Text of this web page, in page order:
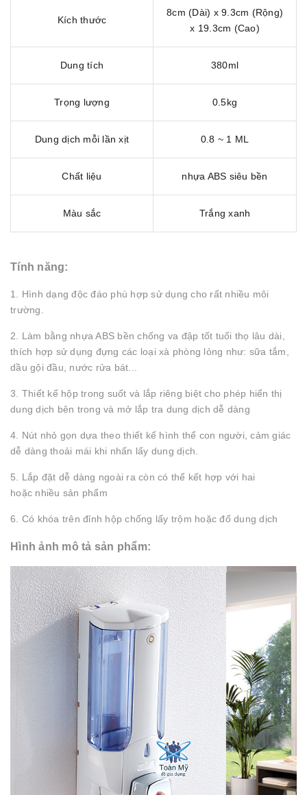
Kích thước
8cm (Dài) x 9.3cm (Rộng)
x 19.3cm (Cao)
Dung tích 380ml
Trọng lượng 0.5kg
Dung dịch mỗi lần xịt 0.8 ~ 1 ML
Chất liệu nhựa ABS siêu bền
Màu sắc Trắng xanh
Tính năng:
1. Hình dạng độc đáo phù hợp sử dụng cho rất nhiều môi
trường.
2. Làm bằng nhựa ABS bền chống va đập tốt tuổi thọ lâu dài,
thích hợp sử dụng đựng các loại xà phòng lỏng như: sữa tắm,
dầu gội đầu, nước rửa bát...
3. Thiết kế hộp trong suốt và lắp riêng biệt cho phép hiển thị
dung dịch bên trong và mở lắp tra dung dịch dễ dàng
4. Nút nhỏ gọn dựa theo thiết kế hình thể con người, cảm giác
dễ dàng thoải mái khi nhấn lấy dung dịch.
5. Lắp đặt dễ dàng ngoài ra còn có thể kết hợp với hai
hoặc nhiều sản phẩm
6. Có khóa trên đỉnh hộp chống lấy trộm hoặc đổ dung dịch
Hình ảnh mô tả sản phẩm: